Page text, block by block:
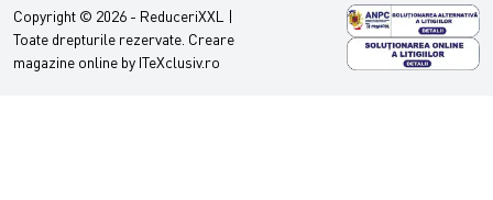
Copyright © 2026 - ReduceriXXL |
Toate drepturile rezervate. Creare
magazine online by ITeXclusiv.ro